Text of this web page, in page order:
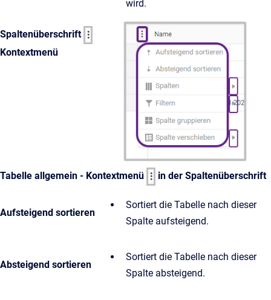
Spaltenüberschrift
Kontextmenü
wird.
Tabelle allgemein - Kontextmenü in der Spaltenüberschrift
Aufsteigend sortieren
Sortiert die Tabelle nach dieser
Spalte aufsteigend.
Absteigend sortieren
Sortiert die Tabelle nach dieser
Spalte absteigend.